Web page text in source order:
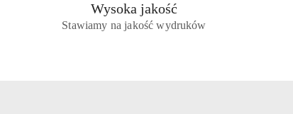
Wysoka jakość
Stawiamy na jakość wydruków